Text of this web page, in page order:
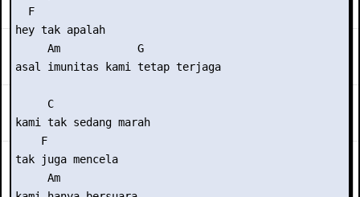
  F
hey tak apalah
     Am            G
asal imunitas kami tetap terjaga
     C
kami tak sedang marah
    F
tak juga mencela
     Am